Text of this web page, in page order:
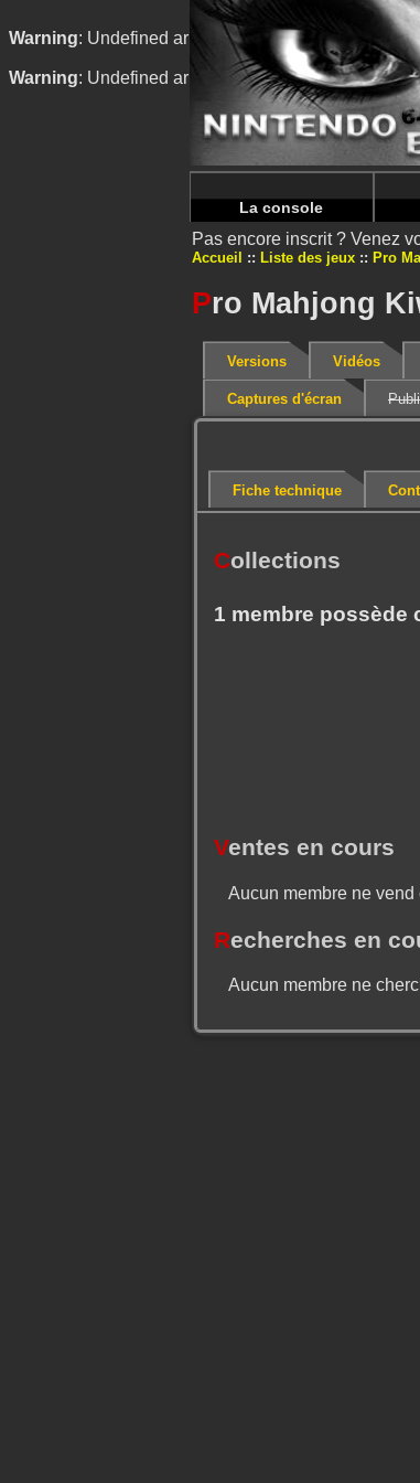
Warning: Undefined array key "HTTP_REFERER"
Warning: Undefined array key "HTTP_REFERER"
La console
Pas encore inscrit ? Venez
Accueil Liste des jeux Pro
Pro Mahjong
Versions Vidéos
Captures d'écran
Fiche technique
Collections
1 membre possède
Ventes en cours
Aucun membre ne vend
Recherches en
Aucun membre ne